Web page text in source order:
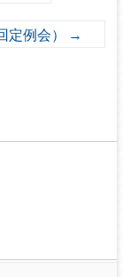
定例会） →